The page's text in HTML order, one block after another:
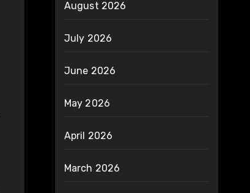
August 2026
July 2026
June 2026
May 2026
April 2026
March 2026